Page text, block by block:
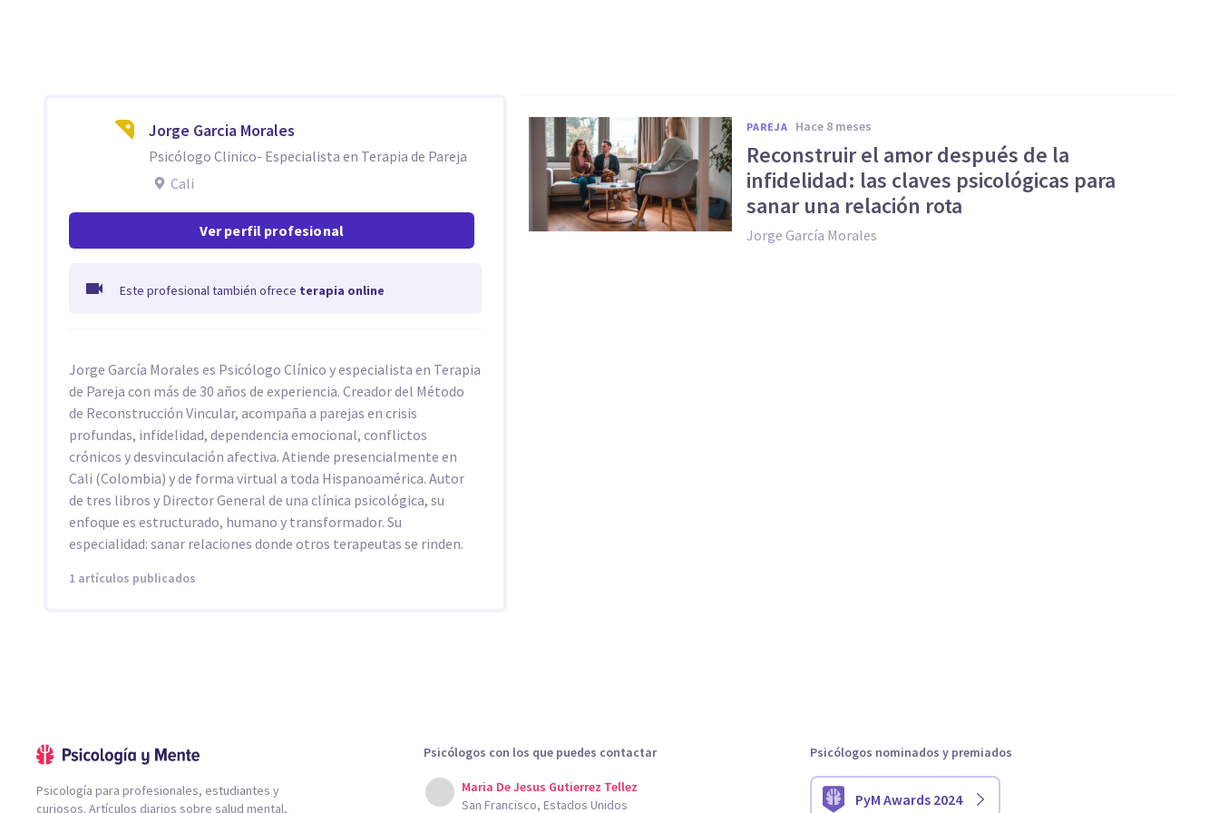
Jorge Garcia Morales
Psicólogo Clinico- Especialista en Terapia de Pareja
Cali
Ver perfil profesional
Este profesional también ofrece terapia online
Jorge García Morales es Psicólogo Clínico y especialista en Terapia
de Pareja con más de 30 años de experiencia. Creador del Método
de Reconstrucción Vincular, acompaña a parejas en crisis
profundas, infidelidad, dependencia emocional, conflictos
crónicos y desvinculación afectiva. Atiende presencialmente en
Cali (Colombia) y de forma virtual a toda Hispanoamérica. Autor
de tres libros y Director General de una clínica psicológica, su
enfoque es estructurado, humano y transformador. Su
especialidad: sanar relaciones donde otros terapeutas se rinden.
1 artículos publicados
PAREJA hace 8 meses
Reconstruir el amor después de la
infidelidad: las claves psicológicas para
sanar una relación rota
Jorge García Morales
Psicología para profesionales, estudiantes y
curiosos. Artículos diarios sobre salud mental,
Psicólogos con los que puedes contactar
Maria De Jesus Gutierrez Tellez
San Francisco, Estados Unidos
Psicólogos nominados y premiados
PyM Awards 2024